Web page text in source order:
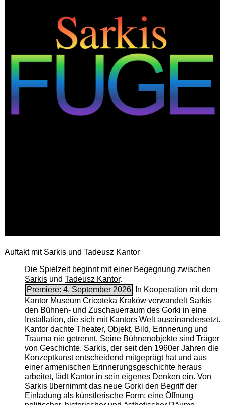
Auftakt mit Sarkis und Tadeusz Kantor
Die Spielzeit beginnt mit einer Begegnung zwischen
Sarkisund Tadeusz Kantor.
Premiere: 4. September 2026
In Kooperation mit dem
Kantor Museum Cricoteka Kraków verwandelt Sarkis
den Bühnen- und Zuschauerraum des Gorki in eine
Installation, die sich mit Kantors Welt auseinandersetzt.
Kantor dachte Theater, Objekt, Bild, Erinnerung und
Trauma nie getrennt. Seine Bühnenobjekte sind Träger
von Geschichte. Sarkis, der seit den 1960er Jahren die
Konzeptkunst entscheidend mitgeprägt hat und aus
einer armenischen ­Erinnerungsgeschichte heraus
arbeitet, lädt Kantor in sein eigenes Denken ein. Von
Sarkis übernimmt das neue Gorki den Begriff der
Einladung als künstlerische Form: eine Öffnung